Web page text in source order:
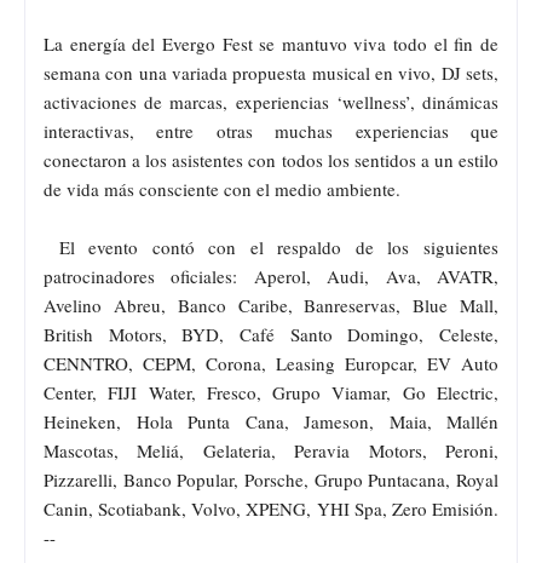
La energía del Evergo Fest se mantuvo viva todo el fin de
semana con una variada propuesta musical en vivo, DJ sets,
activaciones de marcas, experiencias ‘wellness’, dinámicas
interactivas, entre otras muchas experiencias que
conectaron a los asistentes con todos los sentidos a un estilo
de vida más consciente con el medio ambiente.
El evento contó con el respaldo de los siguientes
patrocinadores oficiales: Aperol, Audi, Ava, AVATR,
Avelino Abreu, Banco Caribe, Banreservas, Blue Mall,
British Motors, BYD, Café Santo Domingo, Celeste,
CENNTRO, CEPM, Corona, Leasing Europcar, EV Auto
Center, FIJI Water, Fresco, Grupo Viamar, Go Electric,
Heineken, Hola Punta Cana, Jameson, Maia, Mallén
Mascotas, Meliá, Gelateria, Peravia Motors, Peroni,
Pizzarelli, Banco Popular, Porsche, Grupo Puntacana, Royal
Canin, Scotiabank, Volvo, XPENG, YHI Spa, Zero Emisión.
--